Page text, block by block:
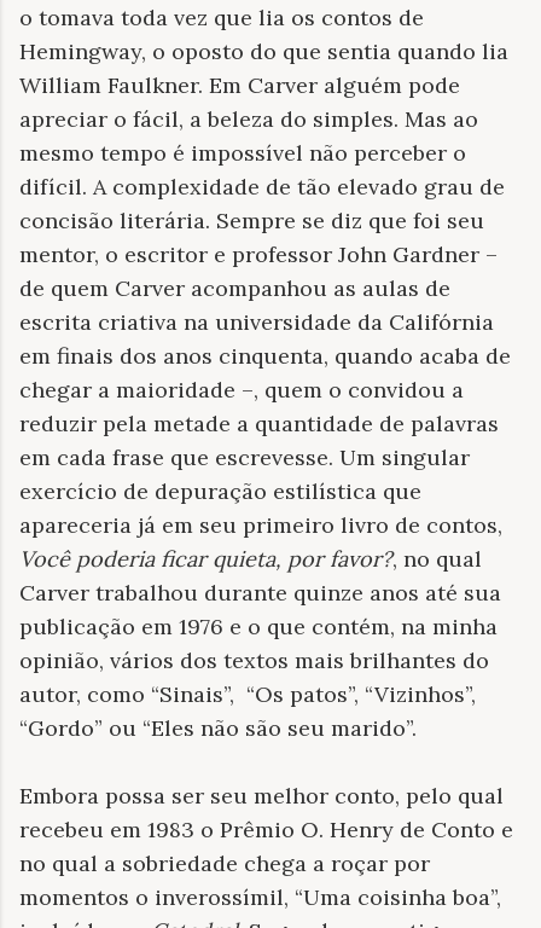
o tomava toda vez que lia os contos de
Hemingway, o oposto do que sentia quando lia
William Faulkner. Em Carver alguém pode
apreciar o fácil, a beleza do simples. Mas ao
mesmo tempo é impossível não perceber o
difícil. A complexidade de tão elevado grau de
concisão literária. Sempre se diz que foi seu
mentor, o escritor e professor John Gardner –
de quem Carver acompanhou as aulas de
escrita criativa na universidade da Califórnia
em finais dos anos cinquenta, quando acaba de
chegar a maioridade –, quem o convidou a
reduzir pela metade a quantidade de palavras
em cada frase que escrevesse. Um singular
exercício de depuração estilística que
apareceria já em seu primeiro livro de contos,
Você poderia ficar quieta, por favor?, no qual
Carver trabalhou durante quinze anos até sua
publicação em 1976 e o que contém, na minha
opinião, vários dos textos mais brilhantes do
autor, como “Sinais”, “Os patos”, “Vizinhos”,
“Gordo” ou “Eles não são seu marido”.
Embora possa ser seu melhor conto, pelo qual
recebeu em 1983 o Prêmio O. Henry de Conto e
no qual a sobriedade chega a roçar por
momentos o inverossímil, “Uma coisinha boa”,